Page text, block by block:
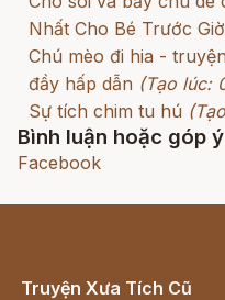
Nhất Cho Bé Trước
Chú mèo đi hia -
đầy hấp dẫn (Tạo lúc:
Sự tích chim tu hú
Bình luận hoặc góp
Facebook
Truyện Xưa Tích Cũ